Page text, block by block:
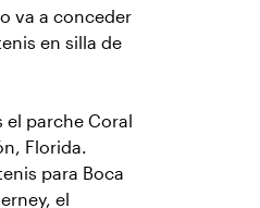
va a conceder
en silla de
parche Coral
Florida.
para Boca
el